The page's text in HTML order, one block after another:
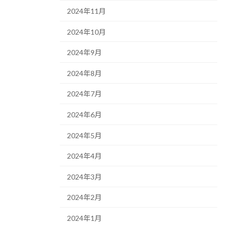
2024年11月
2024年10月
2024年9月
2024年8月
2024年7月
2024年6月
2024年5月
2024年4月
2024年3月
2024年2月
2024年1月